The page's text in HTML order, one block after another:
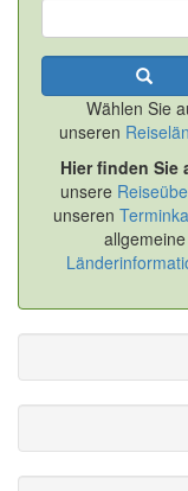
Wählen Sie
unseren
Hier finden Sie
unsere
unseren
allgemeine